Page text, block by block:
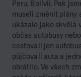
Peru, Bolívii. Pak
museli změnit plány
ukázalo jako skvělá
občas autobusy
cestovali jen
půjčovali auta a
obrátilo. Ve všech